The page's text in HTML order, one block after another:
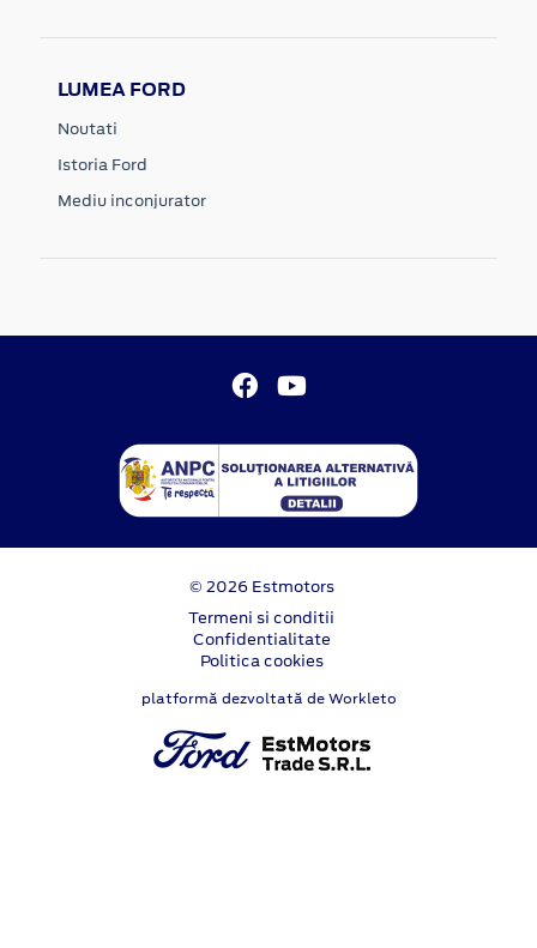
LUMEA FORD
Noutati
Istoria Ford
Mediu inconjurator
© 2026 Estmotors
Termeni si conditii
Confidentialitate
Politica cookies
platformă dezvoltată de Workleto